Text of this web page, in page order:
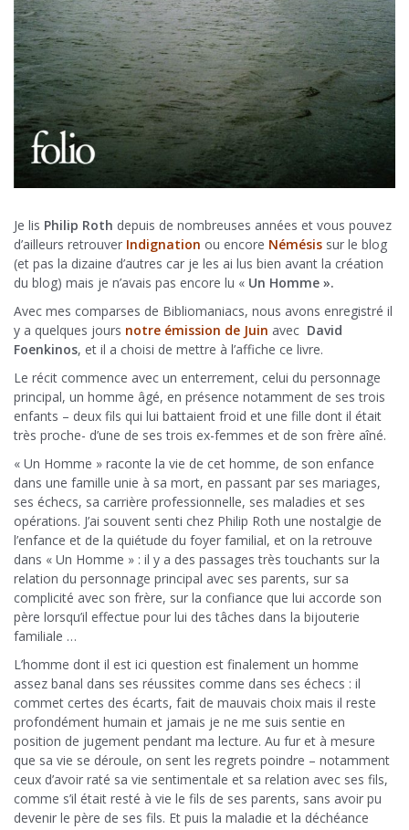
Je lis Philip Roth depuis de nombreuses années et vous pouvez
d’ailleurs retrouver Indignation ou encore Némésis sur le blog
(et pas la dizaine d’autres car je les ai lus bien avant la création
du blog) mais je n’avais pas encore lu « Un Homme ».
Avec mes comparses de Bibliomaniacs, nous avons enregistré il
y a quelques jours notre émission de Juin avec David
Foenkinos, et il a choisi de mettre à l’affiche ce livre.
Le récit commence avec un enterrement, celui du personnage
principal, un homme âgé, en présence notamment de ses trois
enfants – deux fils qui lui battaient froid et une fille dont il était
très proche- d’une de ses trois ex-femmes et de son frère aîné.
« Un Homme » raconte la vie de cet homme, de son enfance
dans une famille unie à sa mort, en passant par ses mariages,
ses échecs, sa carrière professionnelle, ses maladies et ses
opérations. J’ai souvent senti chez Philip Roth une nostalgie de
l’enfance et de la quiétude du foyer familial, et on la retrouve
dans « Un Homme » : il y a des passages très touchants sur la
relation du personnage principal avec ses parents, sur sa
complicité avec son frère, sur la confiance que lui accorde son
père lorsqu’il effectue pour lui des tâches dans la bijouterie
familiale …
L’homme dont il est ici question est finalement un homme
assez banal dans ses réussites comme dans ses échecs : il
commet certes des écarts, fait de mauvais choix mais il reste
profondément humain et jamais je ne me suis sentie en
position de jugement pendant ma lecture. Au fur et à mesure
que sa vie se déroule, on sent les regrets poindre – notamment
ceux d’avoir raté sa vie sentimentale et sa relation avec ses fils,
comme s’il était resté à vie le fils de ses parents, sans avoir pu
devenir le père de ses fils. Et puis la maladie et la déchéance